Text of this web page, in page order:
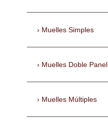
Muelles Simples
Muelles Doble Panel
Muelles Múltiples